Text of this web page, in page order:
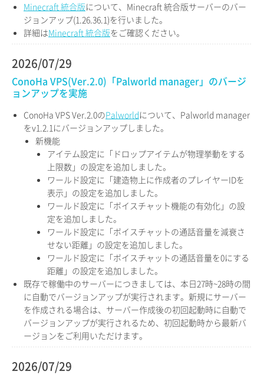
Minecraft 統合版について、Minecraft 統合版サーバーのバー
ジョンアップ(1.26.36.1)を行いました。
詳細はMinecraft 統合版をご確認ください。
2026/07/29
ConoHa VPS(Ver.2.0)「Palworld manager」のバージ
ョンアップを実施
ConoHa VPS Ver.2.0のPalworldについて、Palworld manager
をv1.2.1にバージョンアップしました。
新機能
アイテム設定に「ドロップアイテムが物理挙動をする
上限数」の設定を追加しました。
ワールド設定に「建造物上に作成者のプレイヤーIDを
表示」の設定を追加しました。
ワールド設定に「ボイスチャット機能の有効化」の設
定を追加しました。
ワールド設定に「ボイスチャットの通話音量を減衰さ
せない距離」の設定を追加しました。
ワールド設定に「ボイスチャットの通話音量を0にする
距離」の設定を追加しました。
既存で稼働中のサーバーにつきましては、本日27時~28時の間
に自動でバージョンアップが実行されます。新規にサーバー
を作成される場合は、サーバー作成後の初回起動時に自動で
バージョンアップが実行されるため、初回起動時から最新バ
ージョンをご利用いただけます。
2026/07/29